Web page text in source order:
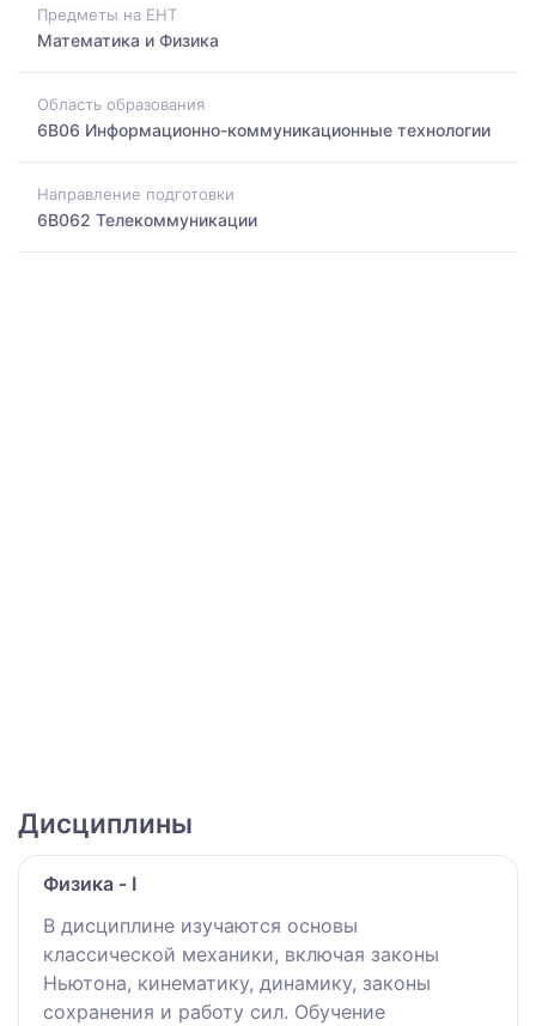
Предметы на ЕНТ
Математика и Физика
Область образования
6B06 Информационно-коммуникационные технологии
Направление подготовки
6B062 Телекоммуникации
Дисциплины
Физика - I
В дисциплине изучаются основы
классической механики, включая законы
Ньютона, кинематику, динамику, законы
сохранения и работу сил. Обучение